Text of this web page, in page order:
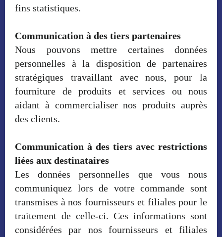
fins statistiques.
Communication à des tiers partenaires
Nous pouvons mettre certaines données
personnelles à la disposition de partenaires
stratégiques travaillant avec nous, pour la
fourniture de produits et services ou nous
aidant à commercialiser nos produits auprès
des clients.
Communication à des tiers avec restrictions
liées aux destinataires
Les données personnelles que vous nous
communiquez lors de votre commande sont
transmises à nos fournisseurs et filiales pour le
traitement de celle-ci. Ces informations sont
considérées par nos fournisseurs et filiales